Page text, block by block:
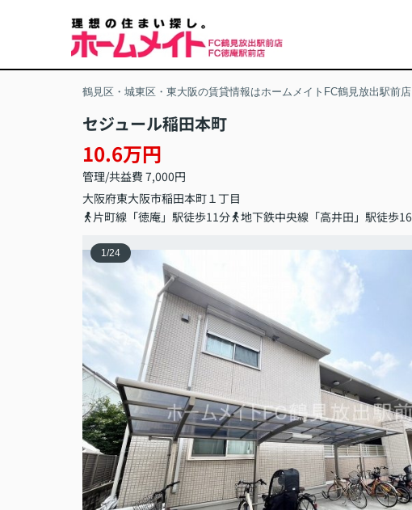
鶴見区・城東区・東大阪の賃貸情報はホームメイトFC鶴見放出駅前
セジュール稲田本町
10.6万円
管理/共益費 7,000円
大阪府東大阪市稲田本町１丁目
片町線「徳庵」駅徒歩11分
地下鉄中央線「高井田」駅徒歩
1/24